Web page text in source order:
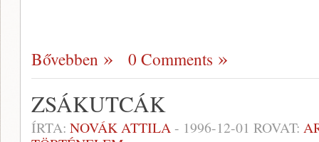
Bővebben 0 Comments
ZSÁKUTCÁK
ÍRTA: NOVÁK ATTILA- 1996-12-01 ROVAT: